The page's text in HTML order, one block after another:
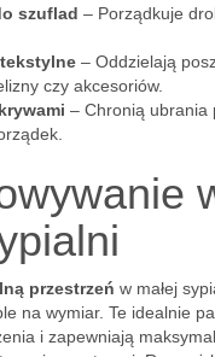
szuflad – Porządkuje
– Oddzielają
czy akcesoriów.
– Chronią ubrania
przestrzeń w małej
na wymiar. Te idealnie
i zapewniają